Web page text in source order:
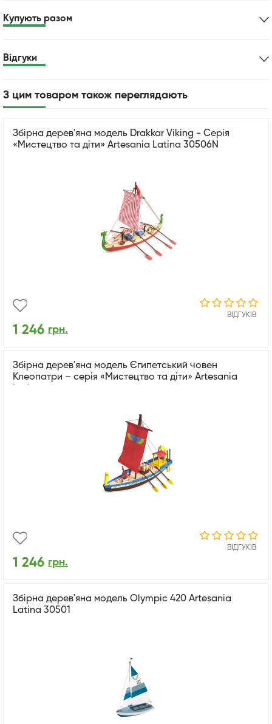
Купують разом
Відгуки
З цим товаром також переглядають
Збірна дерев'яна модель Drakkar Viking - Серія
«Мистецтво та діти» Artesania Latina 30506N
ВІДГУКІВ
1 246 грн.
Збірна дерев'яна модель Єгипетський човен
Клеопатри – серія «Мистецтво та діти» Artesania
ВІДГУКІВ
1 246 грн.
Збірна дерев'яна модель Olympic 420 Artesania
Latina 30501